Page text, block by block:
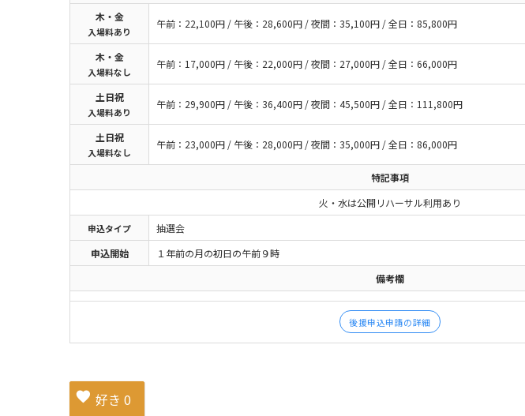
木・金
入場料あり
午前：22,100円 / 午後：28,600円 / 夜間：35,100円 / 全日：85,800円
木・金
入場料なし
午前：17,000円 / 午後：22,000円 / 夜間：27,000円 / 全日：66,000円
土日祝
入場料あり
午前：29,900円 / 午後：36,400円 / 夜間：45,500円 / 全日：111,800円
土日祝
入場料なし
午前：23,000円 / 午後：28,000円 / 夜間：35,000円 / 全日：86,000円
特記事項
火・水は公開リハーサル利用あり
申込タイプ
抽選会
申込開始
１年前の月の初日の午前９時
備考欄
後援申込申請の詳細
好き 0